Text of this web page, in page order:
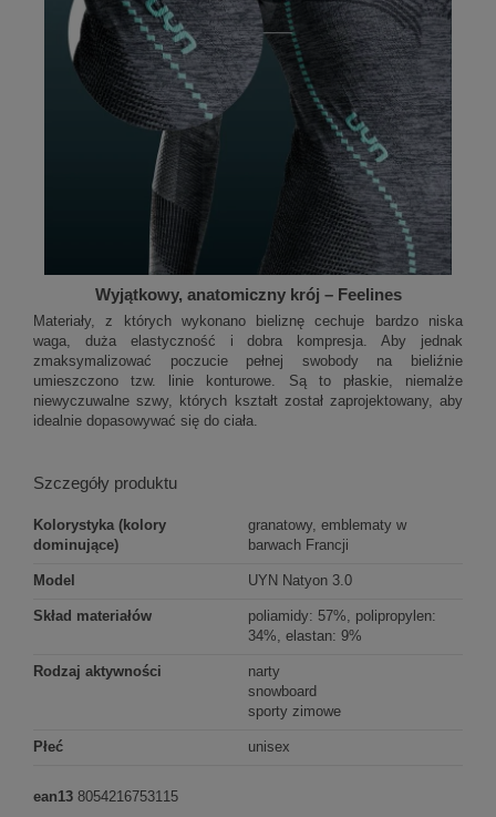
Wyjątkowy, anatomiczny krój – Feelines
Materiały, z których wykonano bieliznę cechuje bardzo niska
waga, duża elastyczność i dobra kompresja. Aby jednak
zmaksymalizować poczucie pełnej swobody na bieliźnie
umieszczono tzw. linie konturowe. Są to płaskie, niemalże
niewyczuwalne szwy, których kształt został zaprojektowany, aby
idealnie dopasowywać się do ciała.
Szczegóły produktu
Kolorystyka (kolory
dominujące)
granatowy, emblematy w
barwach Francji
Model UYN Natyon 3.0
Skład materiałów
poliamidy: 57%, polipropylen:
34%, elastan: 9%
Rodzaj aktywności
narty
snowboard
sporty zimowe
Płeć unisex
ean13 8054216753115